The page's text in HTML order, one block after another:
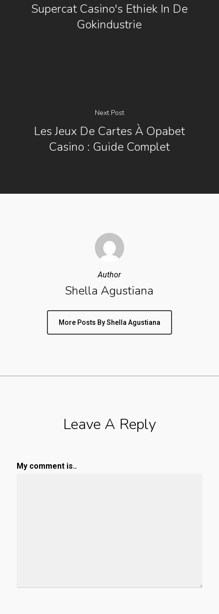
Supercat Casino's Ethiek In De
Gokindustrie
Next Post
Les Jeux De Cartes À Opabet
Casino : Guide Complet
Author
Shella Agustiana
More Posts By Shella Agustiana
Leave A Reply
My comment is..